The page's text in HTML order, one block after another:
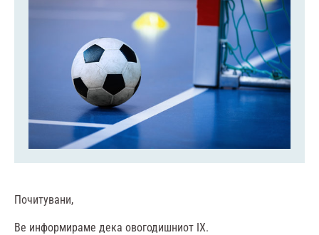
Почитувани,
Ве информираме дека овогодишниот IX.